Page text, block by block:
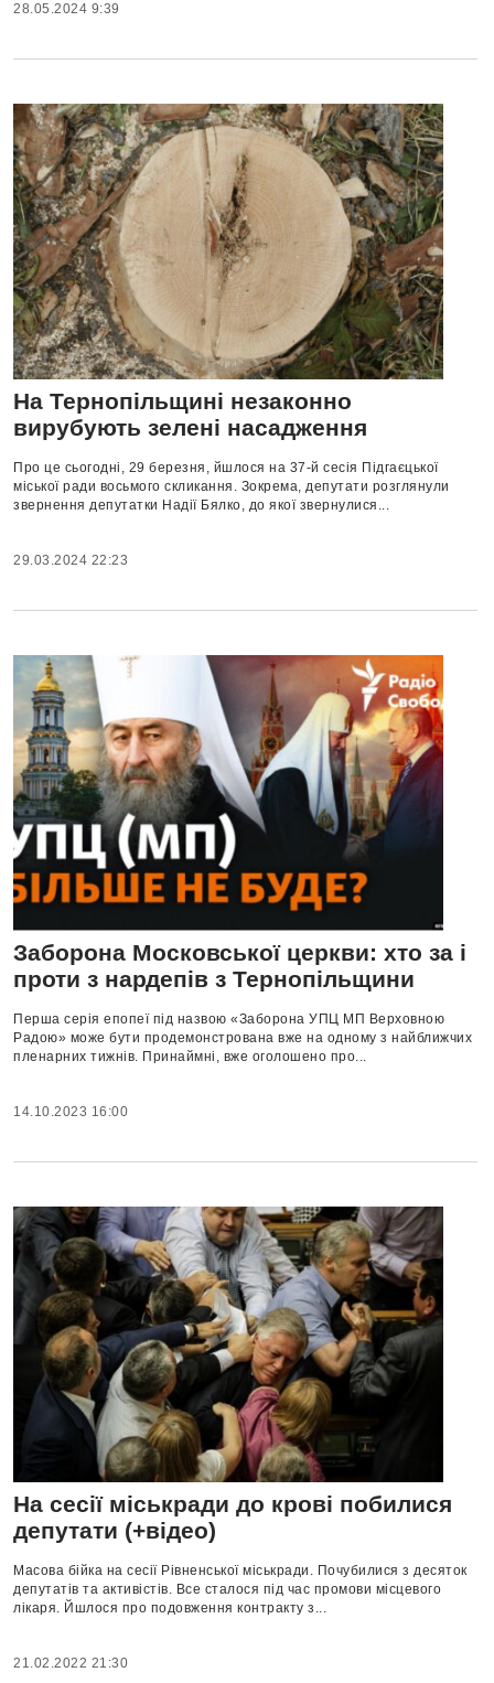
28.05.2024 9:39
На Тернопільщині незаконно
вирубують зелені насадження
Про це сьогодні, 29 березня, йшлося на 37-й сесія Підгаєцької
міської ради восьмого скликання. Зокрема, депутати розглянули
звернення депутатки Надії Бялко, до якої звернулися...
29.03.2024 22:23
Заборона Московської церкви: хто за і
проти з нардепів з Тернопільщини
Перша серія епопеї під назвою «Заборона УПЦ МП Верховною
Радою» може бути продемонстрована вже на одному з найближчих
пленарних тижнів. Принаймні, вже оголошено про...
14.10.2023 16:00
На сесії міськради до крові побилися
депутати (+відео)
Масова бійка на сесії Рівненської міськради. Почубилися з десяток
депутатів та активістів. Все сталося під час промови місцевого
лікаря. Йшлося про подовження контракту з...
21.02.2022 21:30